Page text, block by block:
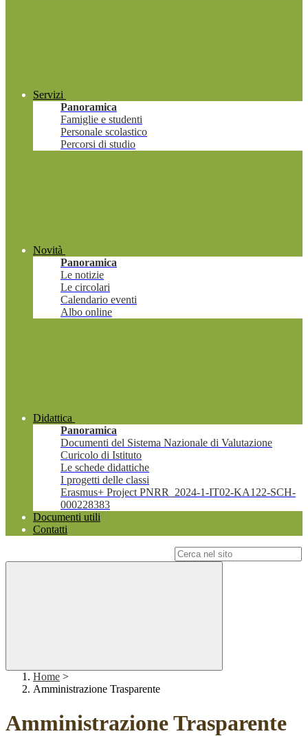
Servizi
Panoramica
Famiglie e studenti
Personale scolastico
Percorsi di studio
Novità
Panoramica
Le notizie
Le circolari
Calendario eventi
Albo online
Didattica
Panoramica
Documenti del Sistema Nazionale di Valutazione
Curicolo di Istituto
Le schede didattiche
I progetti delle classi
Erasmus+ Project PNRR_2024-1-IT02-KA122-SCH-
000228383
Documenti utili
Contatti
Home >
Amministrazione Trasparente
Amministrazione Trasparente